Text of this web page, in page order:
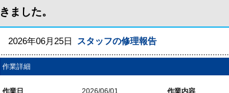
きました。
2026年06月25日 スタッフの修理報告
作業詳細
作業日 2026/06/01 作業内容